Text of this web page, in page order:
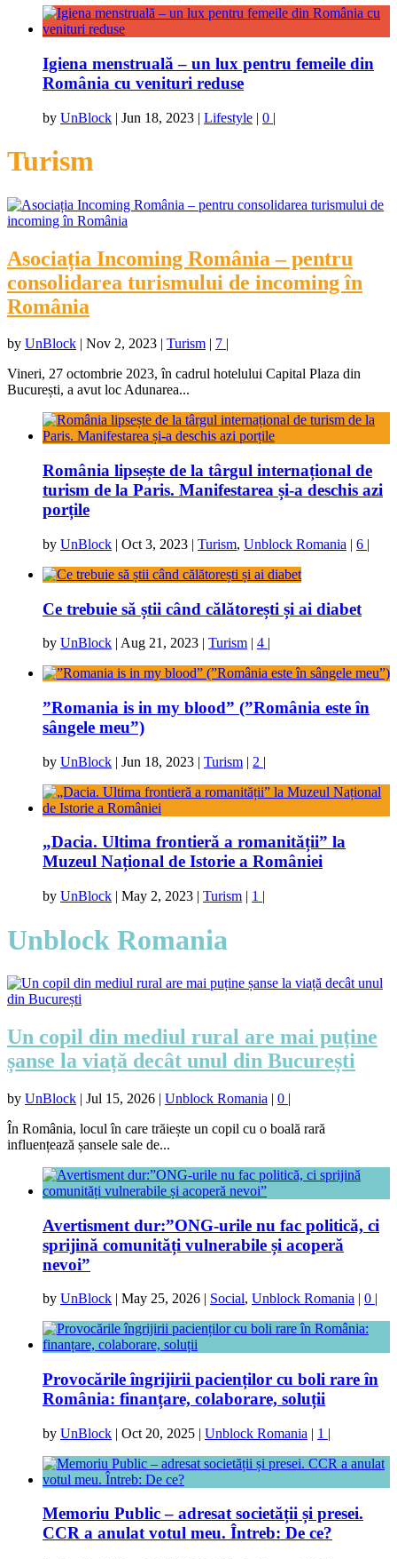
Igiena menstruală – un lux pentru femeile din
România cu venituri reduse
by UnBlock | Jun 18, 2023 | Lifestyle | 0 |
Turism
Asociația Incoming România – pentru
consolidarea turismului de incoming în
România
by UnBlock | Nov 2, 2023 | Turism | 7 |
Vineri, 27 octombrie 2023, în cadrul hotelului Capital Plaza din
București, a avut loc Adunarea...
România lipsește de la târgul internațional de
turism de la Paris. Manifestarea și-a deschis azi
porțile
by UnBlock | Oct 3, 2023 | Turism, Unblock Romania | 6 |
Ce trebuie să știi când călătorești și ai diabet
by UnBlock | Aug 21, 2023 | Turism | 4 |
”Romania is in my blood” (”România este în
sângele meu”)
by UnBlock | Jun 18, 2023 | Turism | 2 |
„Dacia. Ultima frontieră a romanității” la
Muzeul Național de Istorie a României
by UnBlock | May 2, 2023 | Turism | 1 |
Unblock Romania
Un copil din mediul rural are mai puține
șanse la viață decât unul din București
by UnBlock | Jul 15, 2026 | Unblock Romania | 0 |
În România, locul în care trăiește un copil cu o boală rară
influențează șansele sale de...
Avertisment dur:”ONG-urile nu fac politică, ci
sprijină comunități vulnerabile și acoperă
nevoi”
by UnBlock | May 25, 2026 | Social, Unblock Romania | 0 |
Provocările îngrijirii pacienților cu boli rare în
România: finanțare, colaborare, soluții
by UnBlock | Oct 20, 2025 | Unblock Romania | 1 |
Memoriu Public – adresat societății și presei.
CCR a anulat votul meu. Întreb: De ce?